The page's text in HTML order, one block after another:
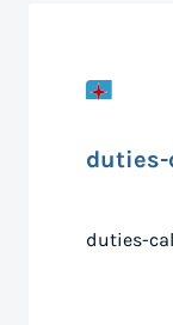
duties-
duties-